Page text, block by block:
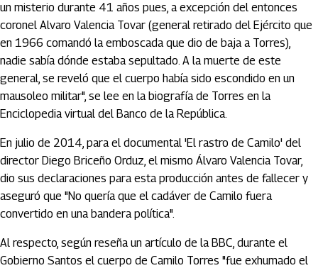
un misterio durante 41 años pues, a excepción del entonces
coronel Alvaro Valencia Tovar (general retirado del Ejército que
en 1966 comandó la emboscada que dio de baja a Torres),
nadie sabía dónde estaba sepultado. A la muerte de este
general, se reveló que el cuerpo había sido escondido en un
mausoleo militar", se lee en la biografía de Torres en la
Enciclopedia virtual del Banco de la República.
En julio de 2014, para el documental 'El rastro de Camilo' del
director Diego Briceño Orduz, el mismo Álvaro Valencia Tovar,
dio sus declaraciones para esta producción antes de fallecer y
aseguró que "No quería que el cadáver de Camilo fuera
convertido en una bandera política".
Al respecto, según reseña un artículo de la BBC, durante el
Gobierno Santos el cuerpo de Camilo Torres "fue exhumado el